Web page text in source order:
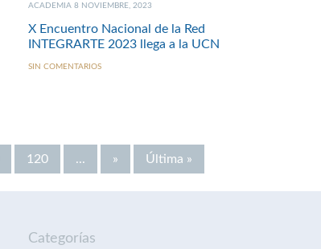
ACADEMIA 8 NOVIEMBRE, 2023
X Encuentro Nacional de la Red
INTEGRARTE 2023 llega a la UCN
SIN COMENTARIOS
120 ... » Última »
Categorías